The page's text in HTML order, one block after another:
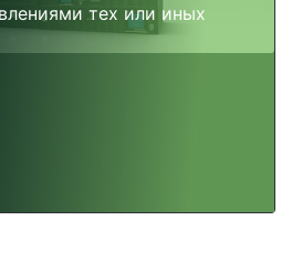
тех или иных